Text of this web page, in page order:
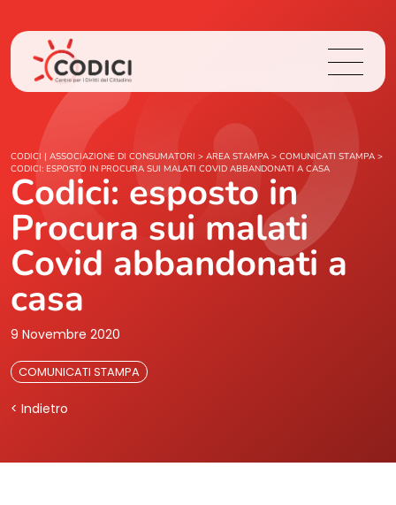
Chi Siamo
Cosa Facciamo
Area Stampa
CODICI | ASSOCIAZIONE DI CONSUMATORI > AREA STAMPA > COMUNICATI STAMPA >
CODICI: ESPOSTO IN PROCURA SUI MALATI COVID ABBANDONATI A CASA
Codici: esposto in
Procura sui malati
Covid abbandonati a
casa
9 Novembre 2020
COMUNICATI STAMPA
< Indietro